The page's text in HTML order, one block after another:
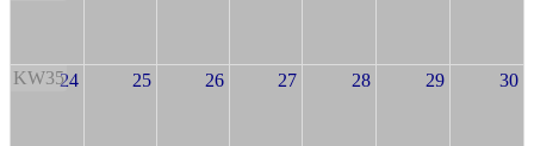
KW3524 25 26 27 28 29 30